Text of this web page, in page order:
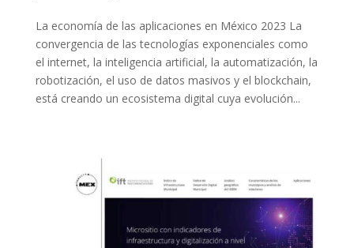
La economía de las aplicaciones en México 2023 La
convergencia de las tecnologías exponenciales como
el internet, la inteligencia artificial, la automatización, la
robotización, el uso de datos masivos y el blockchain,
está creando un ecosistema digital cuya evolución...